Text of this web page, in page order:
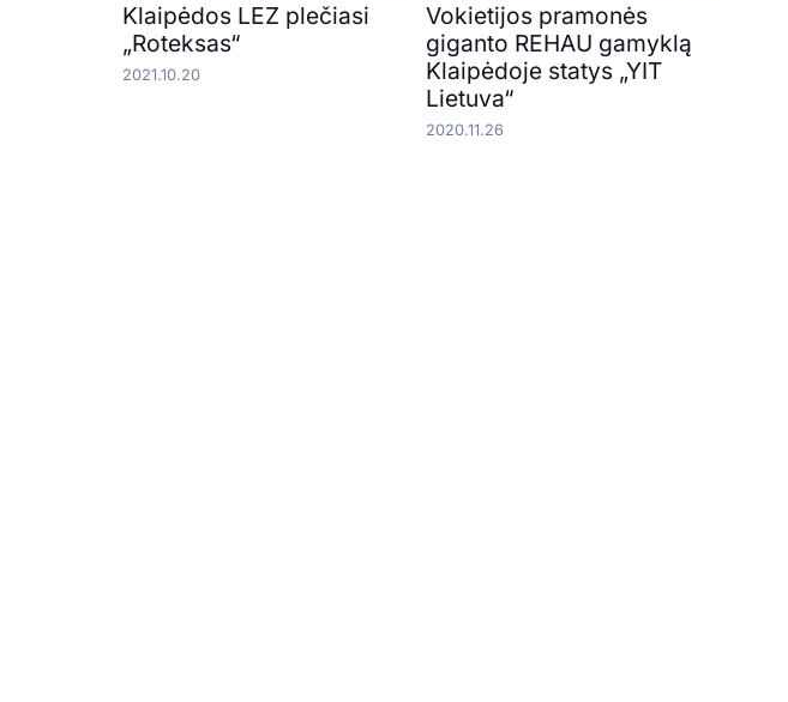
Klaipėdos LEZ plečiasi
„Roteksas“
2021.10.20
Vokietijos pramonės
giganto REHAU gamyklą
Klaipėdoje statys „YIT
Lietuva“
2020.11.26